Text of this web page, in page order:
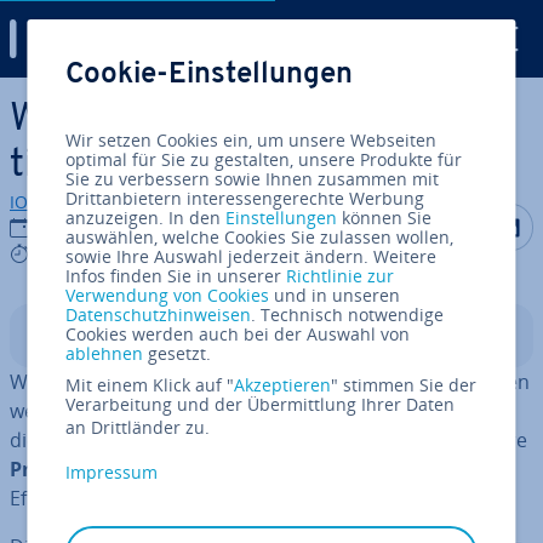
Zum Haupt­in­halt springen
Wann eignet sich die Just-in-
time-Pro­duk­ti­on?
IONOS Redaktion
19.07.2019
6 mins
Auf Auf
In­halts­ver­zeich­nis
Wenn der Markt hart umkämpft ist, haben Un­ter­neh­men
wenig Spielraum, um sich über den Pro­dukt­preis oder
die Pro­dukt­qua­li­tät von der Kon­kur­renz ab­zu­set­zen. Ihre
Pro­fi­ta­bi­li­tätkönnen sie dann nur durch eine höhere
Effizienz in der Wert­schöp­fungs­ket­te ver­bes­sern.
Cookie-Einstellungen
Wir setzen Cookies ein, um unsere Webseiten
optimal für Sie zu gestalten, unsere Produkte für
Sie zu verbessern sowie Ihnen zusammen mit
Drittanbietern interessengerechte Werbung
anzuzeigen. In den Einstellungen können Sie
auswählen, welche Cookies Sie zulassen wollen,
sowie Ihre Auswahl jederzeit ändern. Weitere
Infos finden Sie in unserer Richtlinie zur
Verwendung von Cookies und in unseren
Datenschutzhinweisen. Technisch notwendige
Cookies werden auch bei der Auswahl von
ablehnen gesetzt.
Mit einem Klick auf "Akzeptieren" stimmen Sie der
Verarbeitung und der Übermittlung Ihrer Daten
an Drittländer zu.
Impressum